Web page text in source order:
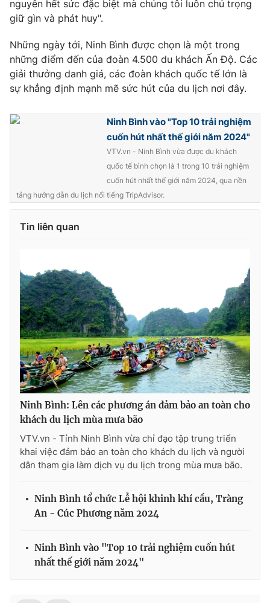
Ðiện thoại Thời báo VTV:024.66 897 897
Email:toasoan@vtv.vn
Liên hệ quảng cáo:024-7300.7108
thuận bằng văn bản. Ghi rõ nguồn VTV.vn khi phát hành lại
thông tin từ website này.
nguyên hết sức đặc biệt mà chúng tôi luôn chú trọng
giữ gìn và phát huy".
Những ngày tới, Ninh Bình được chọn là một trong
những điểm đến của đoàn 4.500 du khách Ấn Độ. Các
giải thưởng danh giá, các đoàn khách quốc tế lớn là
sự khẳng định mạnh mẽ sức hút của du lịch nơi đây.
Ninh Bình vào "Top 10 trải nghiệm
cuốn hút nhất thế giới năm 2024"
VTV.vn - Ninh Bình vừa được du khách
quốc tế bình chọn là 1 trong 10 trải nghiệm
cuốn hút nhất thế giới năm 2024, qua nền
tảng hướng dẫn du lịch nổi tiếng TripAdvisor.
Tin liên quan
Ninh Bình: Lên các phương án đảm bảo an toàn cho
khách du lịch mùa mưa bão
VTV.vn - Tỉnh Ninh Bình vừa chỉ đạo tập trung triển
khai việc đảm bảo an toàn cho khách du lịch và người
dân tham gia làm dịch vụ du lịch trong mùa mưa bão.
Ninh Bình tổ chức Lễ hội khinh khí cầu, Tràng
An - Cúc Phương năm 2024
Ninh Bình vào "Top 10 trải nghiệm cuốn hút
nhất thế giới năm 2024"